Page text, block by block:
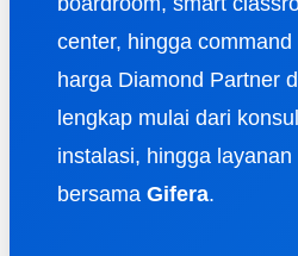
center, hingga
harga Diamond Partner
lengkap mulai dari
instalasi, hingga layanan
bersama Gifera.